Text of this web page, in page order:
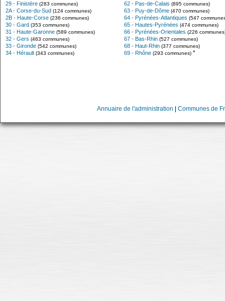
29 - Finistère (283 communes)
2A - Corse-du-Sud (124 communes)
2B - Haute-Corse (236 communes)
30 - Gard (353 communes)
31 - Haute-Garonne (589 communes)
32 - Gers (463 communes)
33 - Gironde (542 communes)
34 - Hérault (343 communes)
62 - Pas-de-Calais (895 communes)
63 - Puy-de-Dôme (470 communes)
64 - Pyrénées-Atlantiques (547
65 - Hautes-Pyrénées (474 communes)
66 - Pyrénées-Orientales (226
67 - Bas-Rhin (527 communes)
68 - Haut-Rhin (377 communes)
69 - Rhône (293 communes) *
Annuaire de l'administration Communes de